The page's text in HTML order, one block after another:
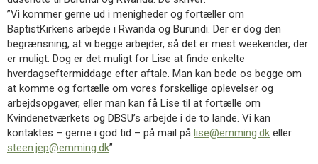
5.0:
Værktøjskassen
6.0:
Mission
7.0:
Om
BaptistKirken
8.0:
Kontakt
9.0:
Forside
10.0:
Nyheder
11.0:
Kalender
12.0:
Inspiration
13.0:
Værktøjskassen
”Vi kommer gerne ud i menigheder og fortæller om
BaptistKirkens arbejde i Rwanda og Burundi. Der er dog den
begrænsning, at vi begge arbejder, så det er mest weekender, der
er muligt. Dog er det muligt for Lise at finde enkelte
hverdagseftermiddage efter aftale. Man kan bede os begge om
at komme og fortælle om vores forskellige oplevelser og
arbejdsopgaver, eller man kan få Lise til at fortælle om
Kvindenetværkets og DBSU’s arbejde i de to lande. Vi kan
kontaktes – gerne i god tid – på mail på lise@emming.dk eller
steen.jep@emming.dk”.